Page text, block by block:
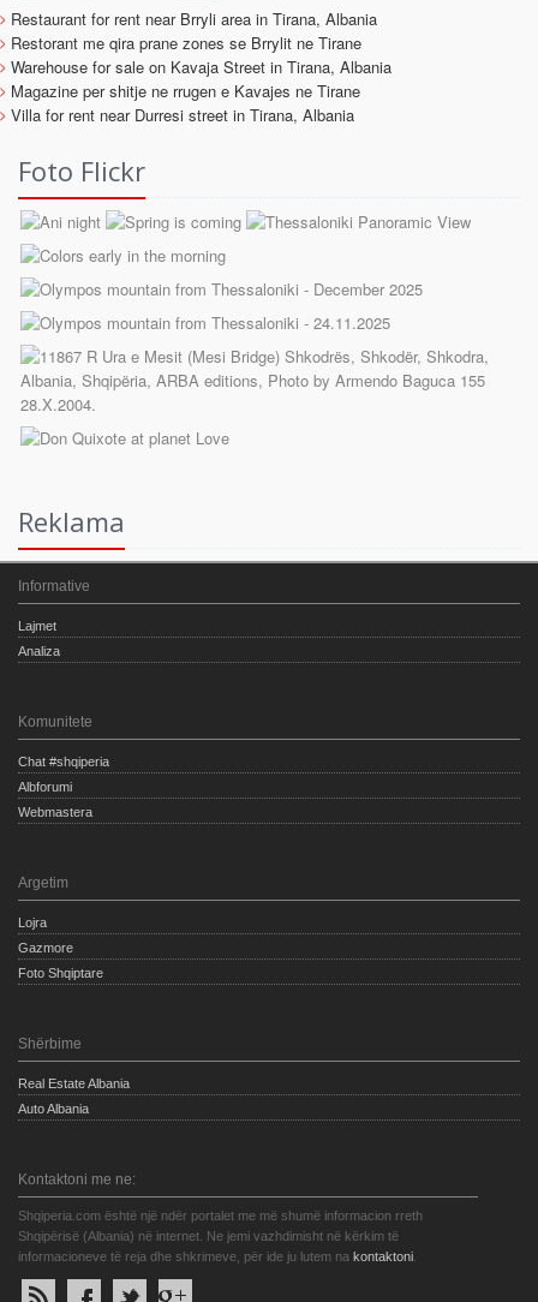
Restaurant for rent near Brryli area in Tirana, Albania
Restorant me qira prane zones se Brrylit ne Tirane
Warehouse for sale on Kavaja Street in Tirana, Albania
Magazine per shitje ne rrugen e Kavajes ne Tirane
Villa for rent near Durresi street in Tirana, Albania
Foto Flickr
Reklama
Informative
Lajmet
Analiza
Komunitete
Chat #shqiperia
Albforumi
Webmastera
Argetim
Lojra
Gazmore
Foto Shqiptare
Shërbime
Real Estate Albania
Auto Albania
Kontaktoni me ne:
Shqiperia.com është një ndër portalet me më shumë informacion rreth
Shqipërisë (Albania) në internet. Ne jemi vazhdimisht në kërkim të
informacioneve të reja dhe shkrimeve, për ide ju lutem na kontaktoni.